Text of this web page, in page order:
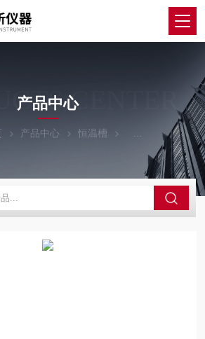
CENTER
产品中心
产品中心 恒温槽 高精度恒温槽